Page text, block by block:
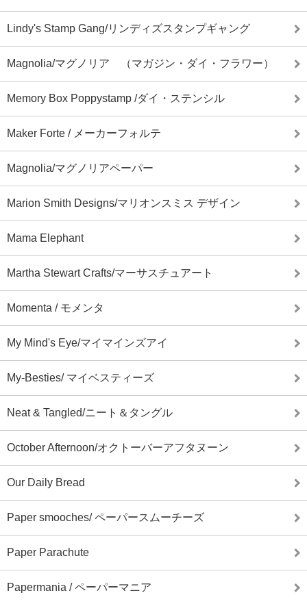
Lindy's Stamp Gang/リンディズスタンプギャング
Magnolia/マグノリア （マガジン・ダイ・フラワー）
Memory Box Poppystamp /ダイ・ステンシル
Maker Forte / メーカーフォルテ
Magnolia/マグノリアペーパー
Marion Smith Designs/マリオンスミス デザイン
Mama Elephant
Martha Stewart Crafts/マーサスチュアート
Momenta / モメンタ
My Mind's Eye/マイマインズアイ
My-Besties/ マイベスティーズ
Neat & Tangled/ニート＆タングル
October Afternoon/オクトーバーアフタヌーン
Our Daily Bread
Paper smooches/ ペーパースムーチーズ
Paper Parachute
Papermania / ペーパーマニア